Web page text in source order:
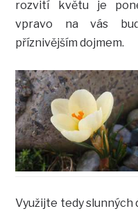
rozvití květu je
vpravo na vás
příznivějším dojmem.
Využijte tedy slunných